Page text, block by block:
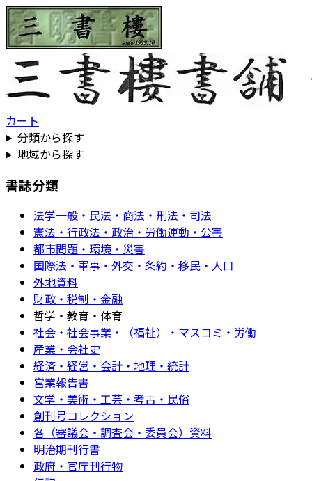
カート
分類から探す
地域から探す
書誌分類
法学一般・民法・商法・刑法・司法
憲法・行政法・政治・労働運動・公害
都市問題・環境・災害
国際法・軍事・外交・条約・移民・人口
外地資料
財政・税制・金融
哲学・教育・体育
社会・社会事業・（福祉）・マスコミ・労働
産業・会社史
経済・経営・会計・地理・統計
営業報告書
文学・美術・工芸・考古・民俗
創刊号コレクション
各（審議会・調査会・委員会）資料
明治期刊行書
政府・官庁刊行物